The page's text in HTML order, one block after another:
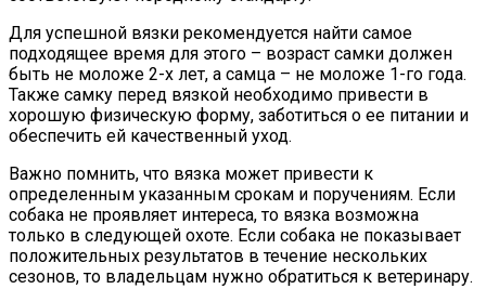
Для успешной вязки рекомендуется найти самое
подходящее время для этого – возраст самки должен
быть не моложе 2-х лет, а самца – не моложе 1-го года.
Также самку перед вязкой необходимо привести в
хорошую физическую форму, заботиться о ее питании и
обеспечить ей качественный уход.
Важно помнить, что вязка может привести к
определенным указанным срокам и поручениям. Если
собака не проявляет интереса, то вязка возможна
только в следующей охоте. Если собака не показывает
положительных результатов в течение нескольких
сезонов, то владельцам нужно обратиться к ветеринару.